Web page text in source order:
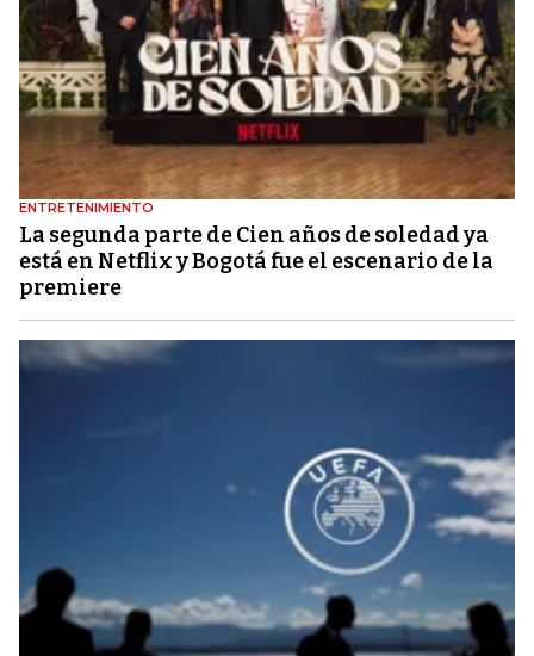
ENTRETENIMIENTO
La segunda parte de Cien años de soledad ya
está en Netflix y Bogotá fue el escenario de la
premiere